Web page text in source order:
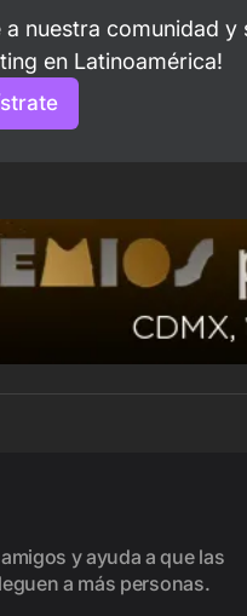
a nuestra comunidad
en Latinoamérica!
y ayuda a que las
a más personas.